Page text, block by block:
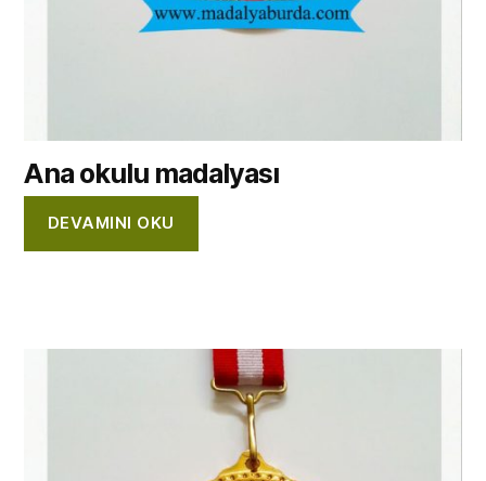
Ana okulu madalyası
DEVAMINI OKU